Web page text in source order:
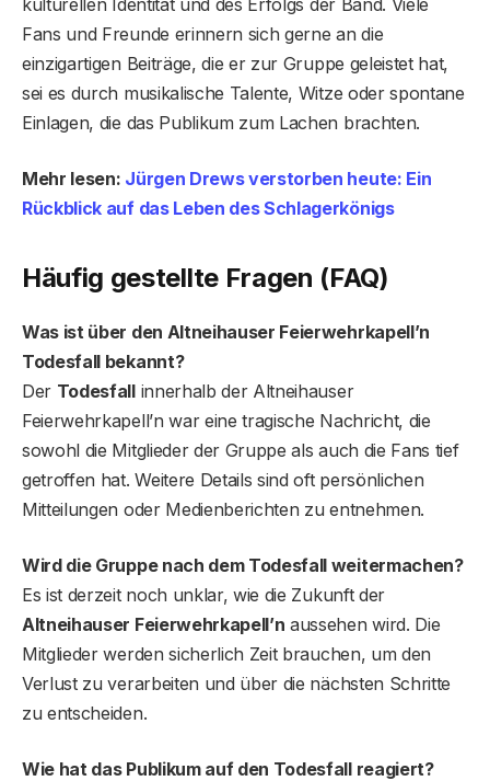
Fans und Freunde erinnern sich gerne an die
einzigartigen Beiträge, die er zur Gruppe geleistet hat,
sei es durch musikalische Talente, Witze oder spontane
Einlagen, die das Publikum zum Lachen brachten.
Mehr lesen: Jürgen Drews verstorben heute: Ein
Rückblick auf das Leben des Schlagerkönigs
Häufig gestellte Fragen (FAQ)
Was ist über den Altneihauser Feierwehrkapell’n
Todesfall bekannt?
Der Todesfallinnerhalb der Altneihauser
Feierwehrkapell’n war eine tragische Nachricht, die
sowohl die Mitglieder der Gruppe als auch die Fans tief
getroffen hat. Weitere Details sind oft persönlichen
Mitteilungen oder Medienberichten zu entnehmen.
Wird die Gruppe nach dem Todesfall weitermachen?
Es ist derzeit noch unklar, wie die Zukunft der
Altneihauser Feierwehrkapell’n aussehen wird. Die
Mitglieder werden sicherlich Zeit brauchen, um den
Verlust zu verarbeiten und über die nächsten Schritte
zu entscheiden.
Wie hat das Publikum auf den Todesfall reagiert?